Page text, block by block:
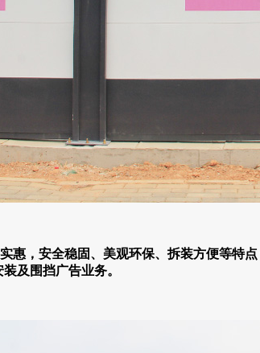
，安全稳固、美观环保、拆装方便等特点
及围挡广告业务。